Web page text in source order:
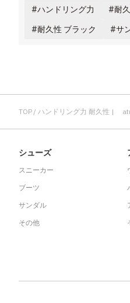
ハンドリング力 耐
耐久性 ブラック
サ
TOP ハンドリング力 耐久性 |
シューズ
スニーカー
ブーツ
サンダル
その他